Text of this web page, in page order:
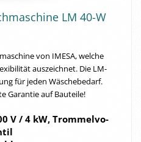
LM 40-W
von IMESA, wel­che
aus­zeich­net. Die LM-​
für jeden Wä­sche­be­darf.
Ga­ran­tie auf Bau­tei­le!
V / 4 kW, Trom­mel­vo­